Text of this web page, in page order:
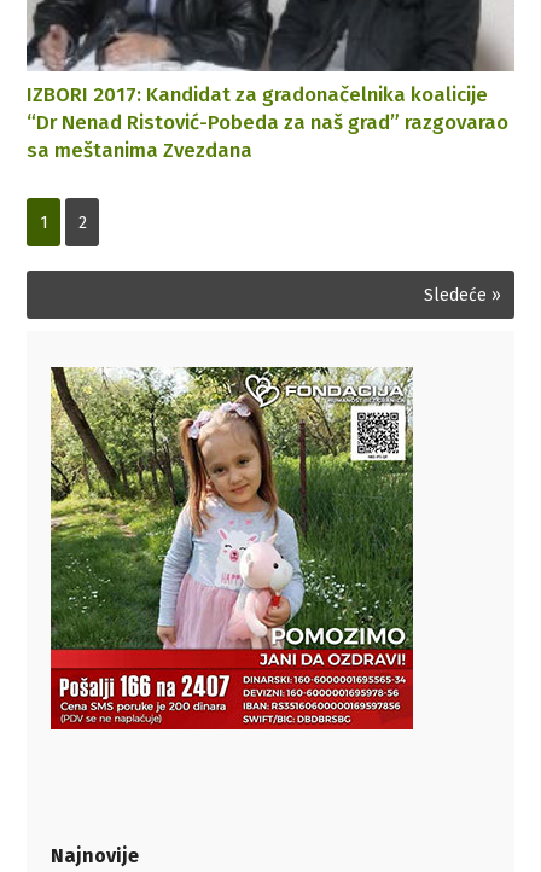
IZBORI 2017: Kandidat za gradonačelnika koalicije
“Dr Nenad Ristović-Pobeda za naš grad” razgovarao
sa meštanima Zvezdana
1 2
Sledeće »
Najnovije